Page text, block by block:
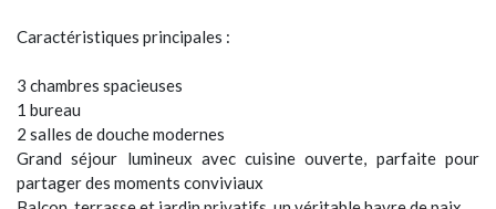
Caractéristiques principales :
3 chambres spacieuses
1 bureau
2 salles de douche modernes
Grand séjour lumineux avec cuisine ouverte, parfaite pour
partager des moments conviviaux